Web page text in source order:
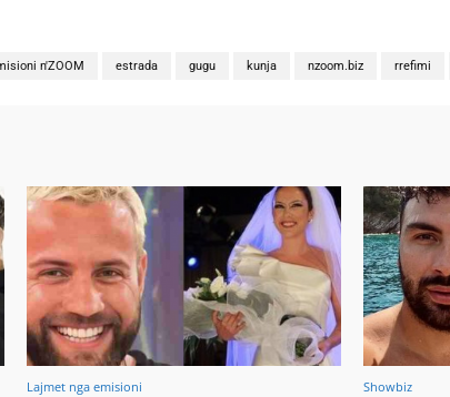
n'ZOOM estrada gugu kunja nzoom.biz rrefimi
Lajmet nga emisioni Showbiz